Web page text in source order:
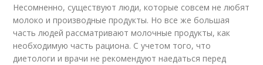
Несомненно, существуют люди, которые совсем не любят
молоко и производные продукты. Но все же большая
часть людей рассматривают молочные продукты, как
необходимую часть рациона. С учетом того, что
диетологи и врачи не рекомендуют наедаться перед